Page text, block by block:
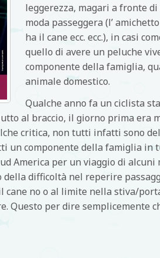
leggerezza, magari a fronte
moda passeggera (l’
ha il cane ecc. ecc.), in casi
quello di avere un peluche
componente della famiglia,
animale domestico.
Qualche anno fa un ciclista
al braccio, il giorno prima era
critica, non tutti infatti sono
un componente della famiglia in
America per un viaggio di alcuni
della difficoltà nel reperire
cane no o al limite nella stiva/
Questo per dire semplicemente